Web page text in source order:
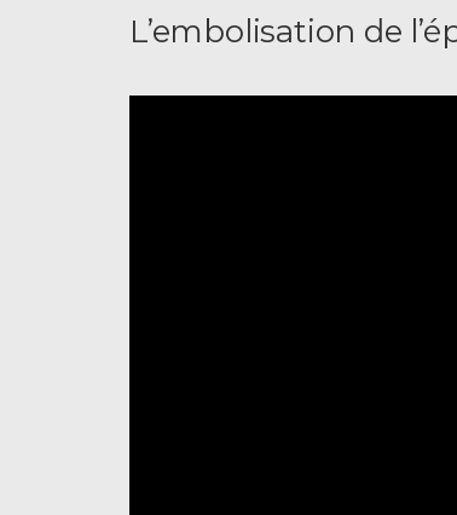
L’embolisation de